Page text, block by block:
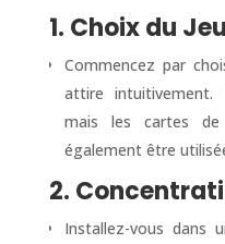
1. Choix du
Commencez par
attire
mais les cartes de
également être
2.
Installez-vous dans